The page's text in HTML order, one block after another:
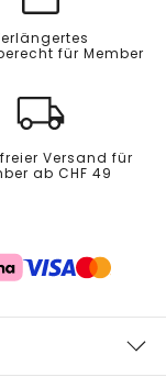
für Member
Versand für
ab CHF 49